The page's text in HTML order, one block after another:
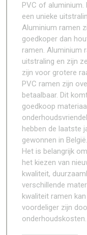
PVC of aluminium.
een unieke
Aluminium ramen
goedkoper dan
ramen. Aluminium
uitstraling en zijn
zijn voor grotere
PVC ramen zijn
betaalbaar. Dit
goedkoop
hebben de laatste
gewonnen in België.
Het is belangrijk
het kiezen van
kwaliteit,
verschillende
kwaliteit ramen
voordeliger zijn
onderhoudskosten.